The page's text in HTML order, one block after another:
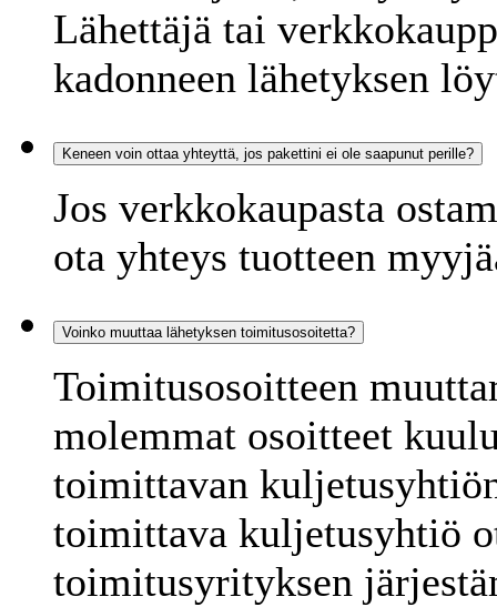
Lähettäjä tai
kadonneen lähetyksen
Keneen voin ottaa yhteyttä, jos pakettini ei ole saapunut perille?
Jos verkkokaupasta
ota yhteys tuotteen
Voinko muuttaa lähetyksen toimitusosoitetta?
Toimitusosoitteen
molemmat osoitteet
toimittavan
toimittava kuljetusyhtiö
toimitusyrityksen